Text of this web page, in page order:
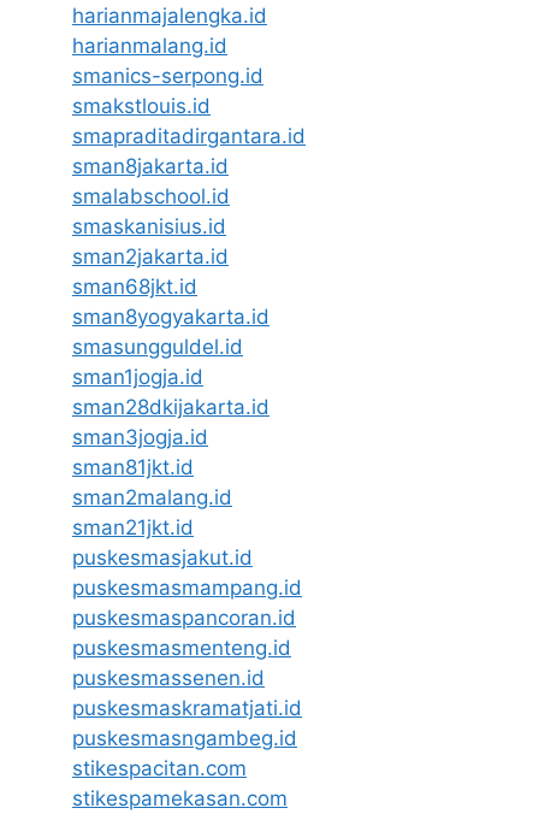
harianmajalengka.id
harianmalang.id
smanics-serpong.id
smakstlouis.id
smapraditadirgantara.id
sman8jakarta.id
smalabschool.id
smaskanisius.id
sman2jakarta.id
sman68jkt.id
sman8yogyakarta.id
smasungguldel.id
sman1jogja.id
sman28dkijakarta.id
sman3jogja.id
sman81jkt.id
sman2malang.id
sman21jkt.id
puskesmasjakut.id
puskesmasmampang.id
puskesmaspancoran.id
puskesmasmenteng.id
puskesmassenen.id
puskesmaskramatjati.id
puskesmasngambeg.id
stikespacitan.com
stikespamekasan.com